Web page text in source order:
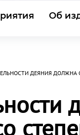
Об
ДЕЯНИЯ